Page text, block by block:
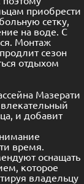
приобрести
сетку,
на воде. С
Монтаж
сезон
отдыхом
Мазерати
и добавит
время.
оснащать
которое
владельцу